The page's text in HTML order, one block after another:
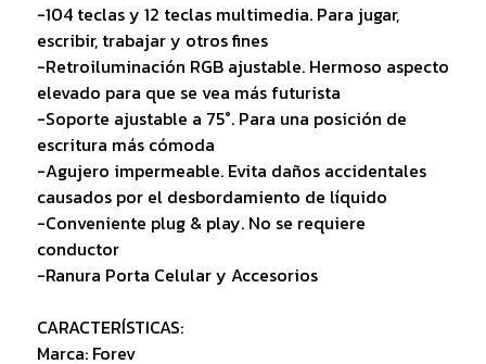
-104 teclas y 12 teclas multimedia. Para jugar,
escribir, trabajar y otros fines
-Retroiluminación RGB ajustable. Hermoso aspecto
elevado para que se vea más futurista
-Soporte ajustable a 75°. Para una posición de
escritura más cómoda
-Agujero impermeable. Evita daños accidentales
causados por el desbordamiento de líquido
-Conveniente plug & play. No se requiere
conductor
-Ranura Porta Celular y Accesorios
CARACTERÍSTICAS:
Marca: Forev